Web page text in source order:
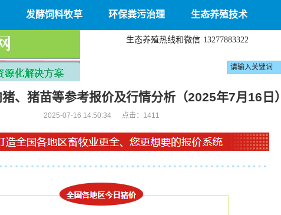
发酵饲料牧草 环保粪污治理 生态养殖技术
生态养殖热线和微信 13277883322
、猪苗等参考报价及行情分析（2025年7月16日）
2025-07-16 14:50:34 点击： 1411